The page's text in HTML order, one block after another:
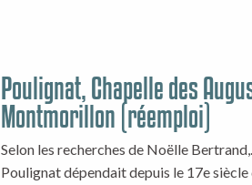
Poulignat, Chapelle des
Montmorillon (réemploi)
Selon les recherches de Noëlle
Poulignat dépendait depuis le 17e